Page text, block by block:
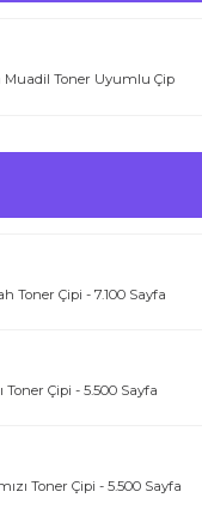
Muadil Toner Uyumlu Çip
Toner Çipi - 7.100 Sayfa
Toner Çipi - 5.500 Sayfa
Toner Çipi - 5.500 Sayfa